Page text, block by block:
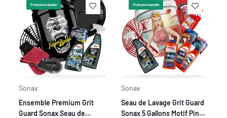
Précommander
Sonax
Ensemble Premium Grit
Guard Sonax Seau de
Précommander
Sonax
Seau de Lavage Grit Guard
Sonax 5 Gallons Motif Pin